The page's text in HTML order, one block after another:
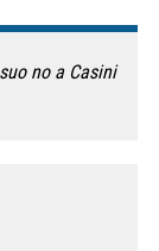
no a Casini